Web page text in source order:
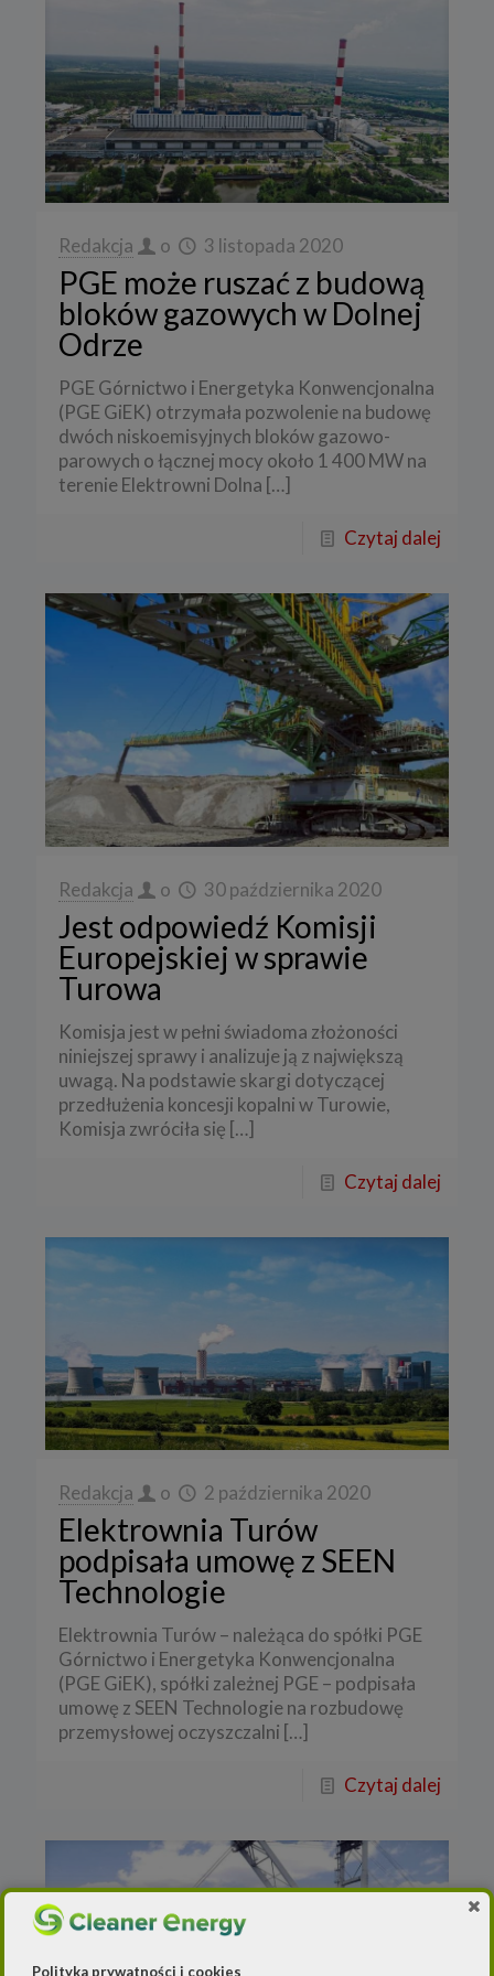
Redakcja o 3 listopada 2020
PGE może ruszać z budową
bloków gazowych w Dolnej
Odrze
PGE Górnictwo i Energetyka Konwencjonalna
(PGE GiEK) otrzymała pozwolenie na budowę
dwóch niskoemisyjnych bloków gazowo-
parowych o łącznej mocy około 1 400 MW na
terenie Elektrowni Dolna […]
Czytaj dalej
Redakcja o 30 października 2020
Jest odpowiedź Komisji
Europejskiej w sprawie
Turowa
Komisja jest w pełni świadoma złożoności
niniejszej sprawy i analizuje ją z największą
uwagą. Na podstawie skargi dotyczącej
przedłużenia koncesji kopalni w Turowie,
Komisja zwróciła się […]
Czytaj dalej
Redakcja o 2 października 2020
Elektrownia Turów
podpisała umowę z SEEN
Technologie
Elektrownia Turów – należąca do spółki PGE
Górnictwo i Energetyka Konwencjonalna
(PGE GiEK), spółki zależnej PGE – podpisała
umowę z SEEN Technologie na rozbudowę
przemysłowej oczyszczalni […]
Czytaj dalej
Polityka prywatności i cookies